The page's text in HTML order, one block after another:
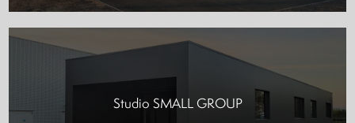
Studio SMALL GROUP